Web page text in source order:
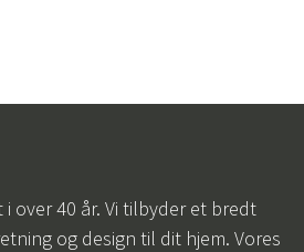
over 40 år. Vi tilbyder et bredt
og design til dit hjem. Vores